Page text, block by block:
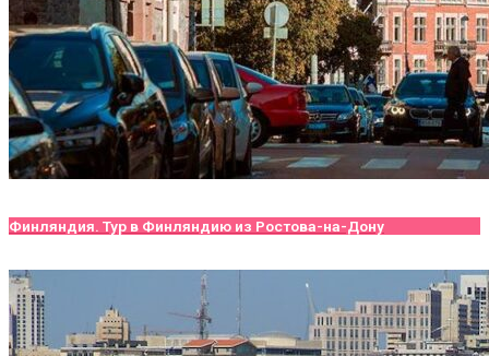
Финляндия. Тур в Финляндию из Ростова-на-Дону